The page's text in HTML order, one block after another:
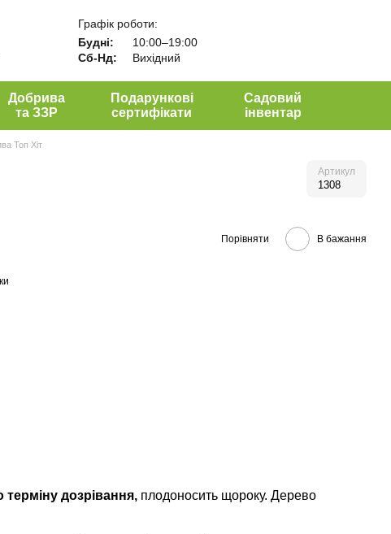
Графік роботи:
Будні:
10:00–19:00
Сб-Нд:
Вихідний
Добрива
та ЗЗР
Подарункові
сертифікати
Садовий
інвентар
Топ Хіт
Артикул
1308
Порівняти В бажання
терміну дозрівання,плодоносить щороку. Дерево